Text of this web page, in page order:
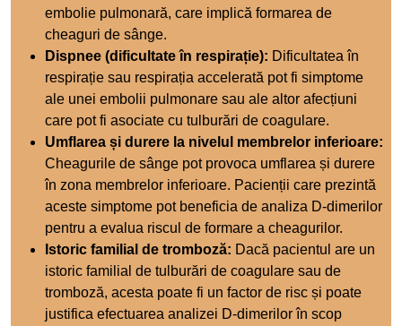
embolie pulmonară, care implică formarea de
cheaguri de sânge.
Dispnee (dificultate în respirație): Dificultatea în
respirație sau respirația accelerată pot fi simptome
ale unei embolii pulmonare sau ale altor afecțiuni
care pot fi asociate cu tulburări de coagulare.
Umflarea și durere la nivelul membrelor inferioare:
Cheagurile de sânge pot provoca umflarea și durere
în zona membrelor inferioare. Pacienții care prezintă
aceste simptome pot beneficia de analiza D-dimerilor
pentru a evalua riscul de formare a cheagurilor.
Istoric familial de tromboză: Dacă pacientul are un
istoric familial de tulburări de coagulare sau de
tromboză, acesta poate fi un factor de risc și poate
justifica efectuarea analizei D-dimerilor în scop